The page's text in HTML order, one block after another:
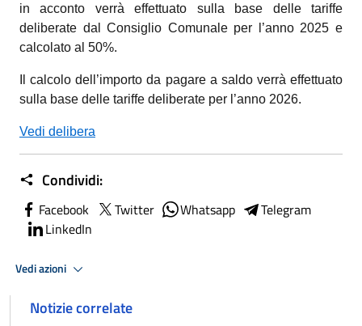
in acconto verrà effettuato sulla base delle tariffe
deliberate dal Consiglio Comunale per l’anno 2025 e
calcolato al 50%.
Il calcolo dell’importo da pagare a saldo verrà effettuato
sulla base delle tariffe deliberate per l’anno 2026.
Vedi delibera
Condividi:
Facebook Twitter Whatsapp
Telegram
LinkedIn
Vedi azioni
Notizie correlate